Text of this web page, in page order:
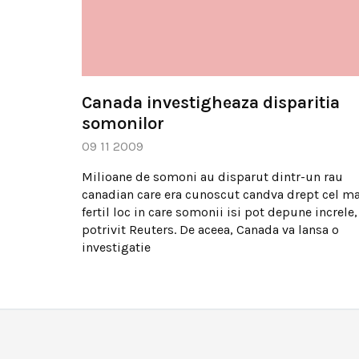
Canada investigheaza disparitia
somonilor
09 11 2009
Milioane de somoni au disparut dintr-un rau
canadian care era cunoscut candva drept cel
fertil loc in care somonii isi pot depune increle,
potrivit Reuters. De aceea, Canada va lansa o
investigatie